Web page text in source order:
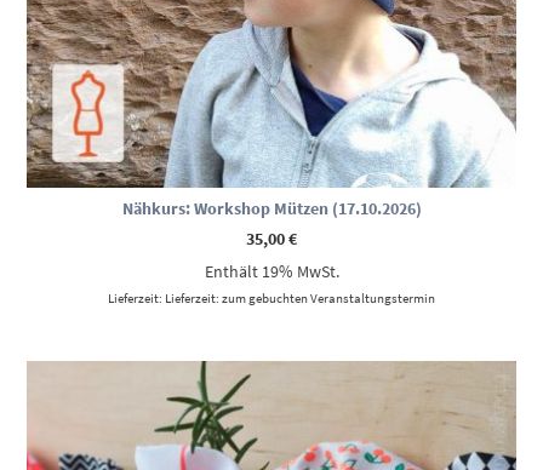
Nähkurs: Workshop Mützen (17.10.2026)
35,00€
Enthält 19% MwSt.
Lieferzeit: Lieferzeit: zum gebuchten Veranstaltungstermin